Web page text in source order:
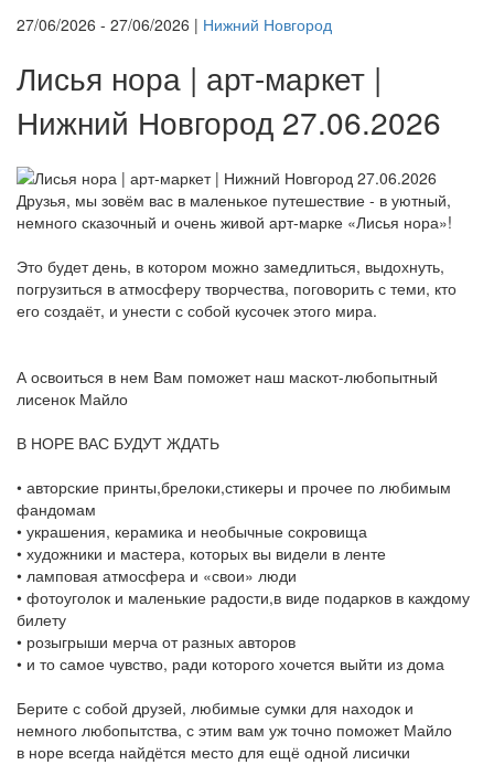
27/06/2026 - 27/06/2026 | Нижний Новгород
Лисья нора | арт-маркет |
Нижний Новгород 27.06.2026
Друзья, мы зовём вас в маленькое путешествие - в уютный,
немного сказочный и очень живой арт-марке «Лисья нора»!
Это будет день, в котором можно замедлиться, выдохнуть,
погрузиться в атмосферу творчества, поговорить с теми, кто
его создаёт, и унести с собой кусочек этого мира.
А освоиться в нем Вам поможет наш маскот-любопытный
лисенок Майло
В НОРЕ ВАС БУДУТ ЖДАТЬ
• авторские принты,брелоки,стикеры и прочее по любимым
фандомам
• украшения, керамика и необычные сокровища
• художники и мастера, которых вы видели в ленте
• ламповая атмосфера и «свои» люди
• фотоуголок и маленькие радости,в виде подарков в каждому
билету
• розыгрыши мерча от разных авторов
• и то самое чувство, ради которого хочется выйти из дома
Берите с собой друзей, любимые сумки для находок и
немного любопытства, с этим вам уж точно поможет Майло
в норе всегда найдётся место для ещё одной лисички